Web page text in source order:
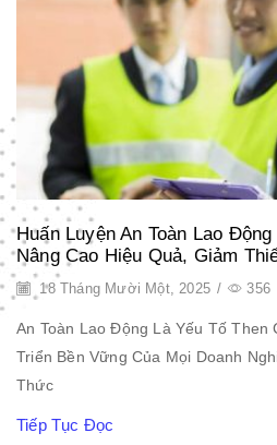
Huấn Luyện An Toàn Lao
Nâng Cao Hiệu Quả, Giảm
18 Tháng Mười Một, 2025 / 356
An Toàn Lao Động Là Yếu Tố Then
Triển Bền Vững Của Mọi Doanh
Thức
Tiếp Tục Đọc